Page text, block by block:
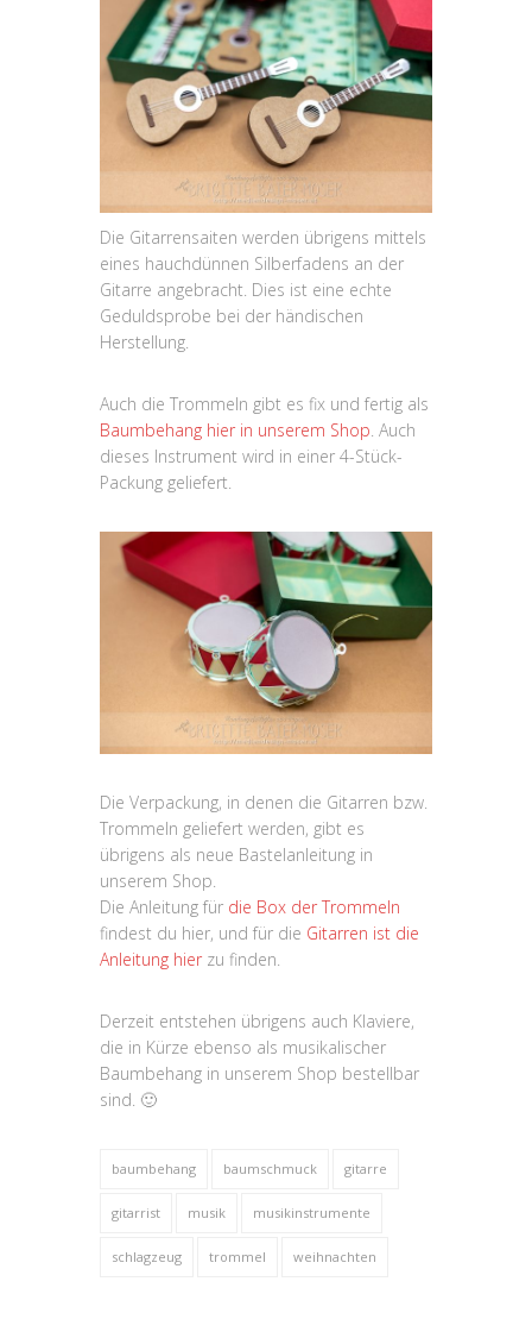
Die Gitarrensaiten werden übrigens mittels
eines hauchdünnen Silberfadens an der
Gitarre angebracht. Dies ist eine echte
Geduldsprobe bei der händischen
Herstellung.
Auch die Trommeln gibt es fix und fertig als
Baumbehang hier in unserem Shop. Auch
dieses Instrument wird in einer 4-Stück-
Packung geliefert.
Die Verpackung, in denen die Gitarren bzw.
Trommeln geliefert werden, gibt es
übrigens als neue Bastelanleitung in
unserem Shop.
Die Anleitung für die Box der Trommeln
findest du hier, und für die Gitarren ist die
Anleitung hier zu finden.
Derzeit entstehen übrigens auch Klaviere,
die in Kürze ebenso als musikalischer
Baumbehang in unserem Shop bestellbar
sind. 🙂
baumbehang baumschmuck gitarre
gitarrist musik musikinstrumente
schlagzeug trommel weihnachten